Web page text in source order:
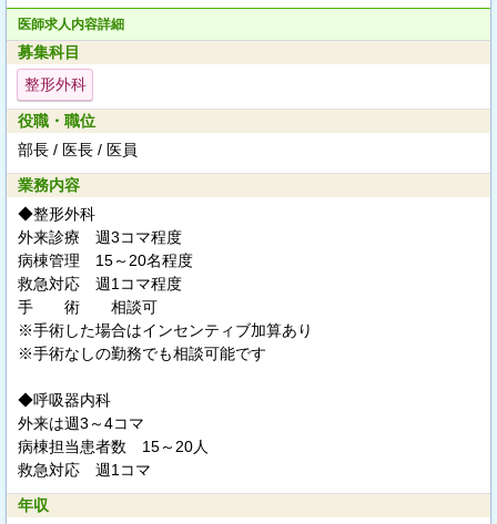
医師求人内容詳細
募集科目
整形外科
役職・職位
部長 / 医長 / 医員
業務内容
◆整形外科
外来診療 週3コマ程度
病棟管理 15～20名程度
救急対応 週1コマ程度
手 術 相談可
※手術した場合はインセンティブ加算あり
※手術なしの勤務でも相談可能です
◆呼吸器内科
外来は週3～4コマ
病棟担当患者数 15～20人
救急対応 週1コマ
年収